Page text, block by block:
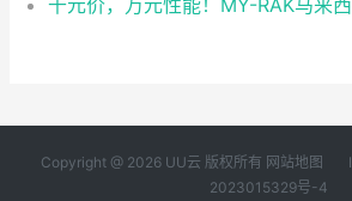
Copyright @ 2026 UU云 版权所有 网站地图
2023015329号-4